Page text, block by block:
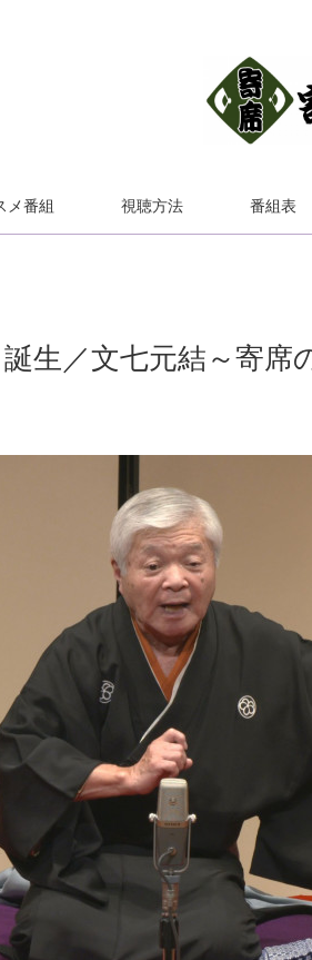
メ番組 視聴方法 番組表
生／文七元結～寄席